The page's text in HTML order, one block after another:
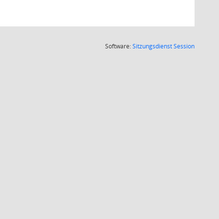
Software:SitzungsdienstSession(Wird in